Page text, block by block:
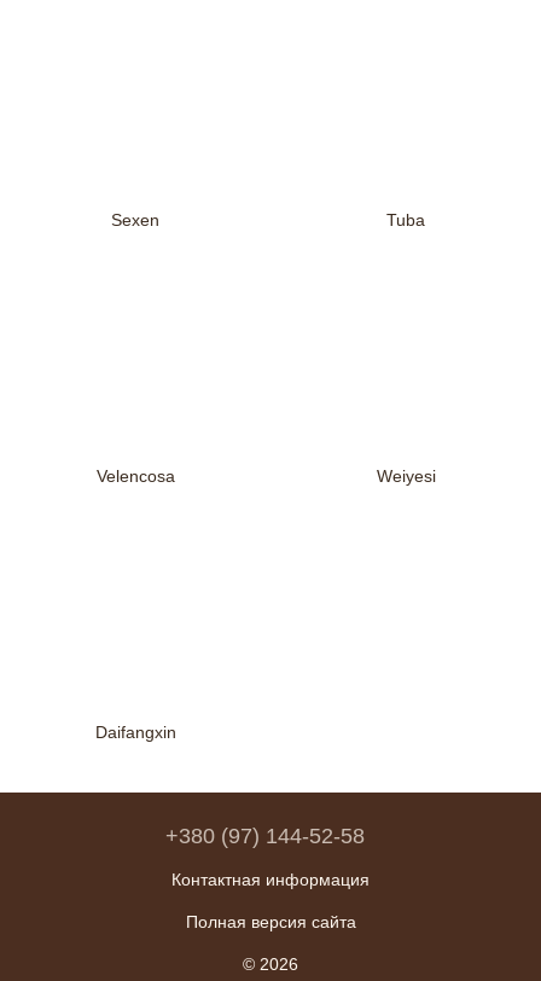
Sexen Tuba
Velencosa Weiyesi
Daifangxin
+380 (97) 144-52-58
Контактная информация
Полная версия сайта
© 2026